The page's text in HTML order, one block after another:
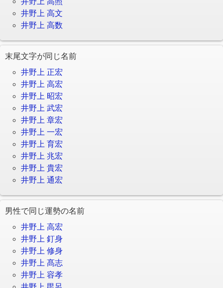
井野上 高文
井野上 高数
末尾文字が同じ名前
井野上 正宏
井野上 高宏
井野上 昭宏
井野上 武宏
井野上 章宏
井野上 一宏
井野上 育宏
井野上 兆宏
井野上 貴宏
井野上 通宏
男性で同じ運勢の名前
井野上 高宏
井野上 釘身
井野上 修身
井野上 髙志
井野上 容孝